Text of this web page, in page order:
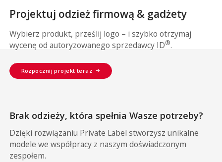
Projektuj odzież firmową & gadżety
Wybierz produkt, prześlij logo – i szybko otrzymaj
wycenę od autoryzowanego sprzedawcy ID®.
Rozpocznij projekt teraz
Brak odzieży, która spełnia Wasze potrzeby?
Dzięki rozwiązaniu Private Label stworzysz unikalne
modele we współpracy z naszym doświadczonym
zespołem.